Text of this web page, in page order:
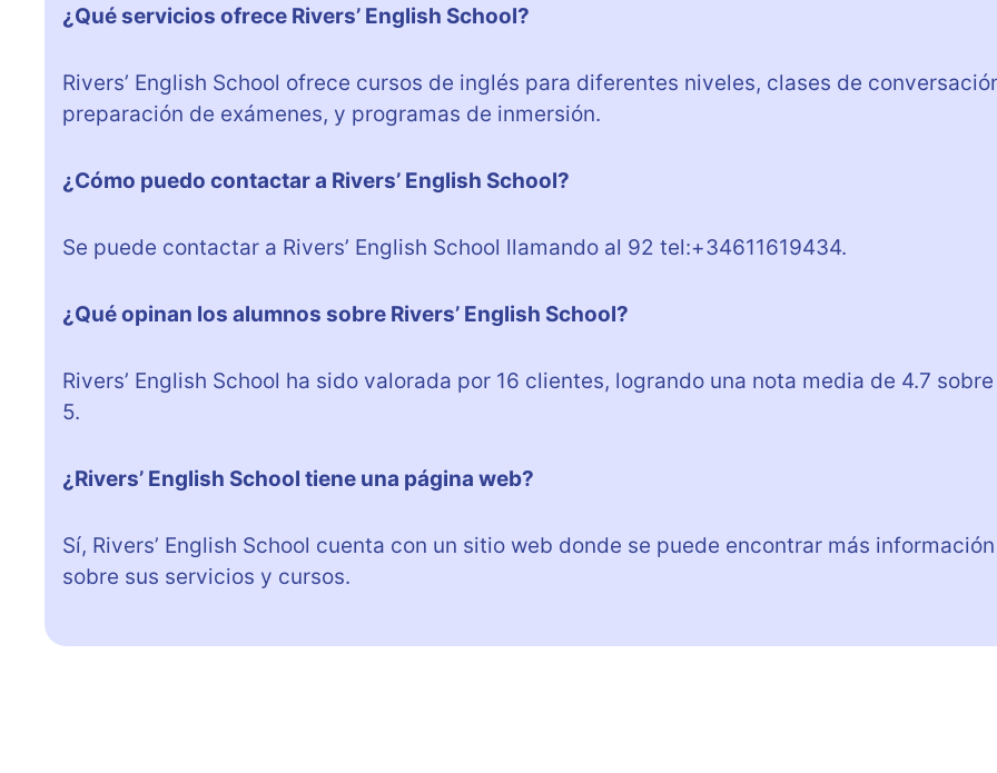
¿Qué servicios ofrece Rivers’ English School?
Rivers’ English School ofrece cursos de inglés para diferentes niveles, clases de
preparación de exámenes, y programas de inmersión.
¿Cómo puedo contactar a Rivers’ English School?
Se puede contactar a Rivers’ English School llamando al 92 tel:+34611619434.
¿Qué opinan los alumnos sobre Rivers’ English School?
Rivers’ English School ha sido valorada por 16 clientes, logrando una nota media de 4.7 sobre
5.
¿Rivers’ English School tiene una página web?
Sí, Rivers’ English School cuenta con un sitio web donde se puede encontrar más información
sobre sus servicios y cursos.